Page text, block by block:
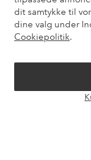
dit samtykke til
dine valg under
Cookiepolitik.
Mine sider
Om Ellos